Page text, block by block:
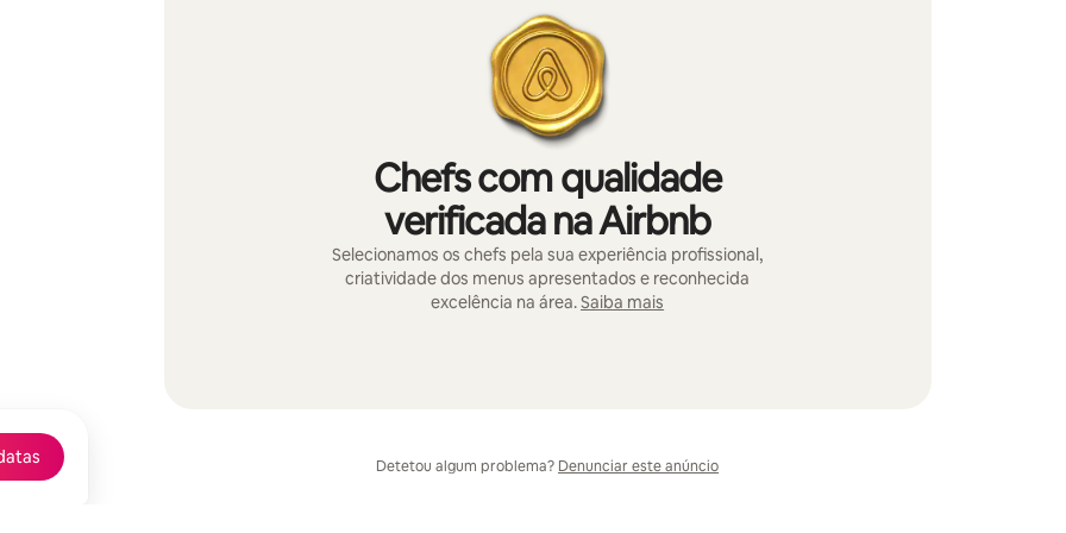
Chefs com qualidade
verificada na Airbnb
Selecionamos os chefs pela sua experiência profissional,
criatividade dos menus apresentados e reconhecida
excelência na área.Saiba mais
Detetou algum problema? Denunciar este anúncio